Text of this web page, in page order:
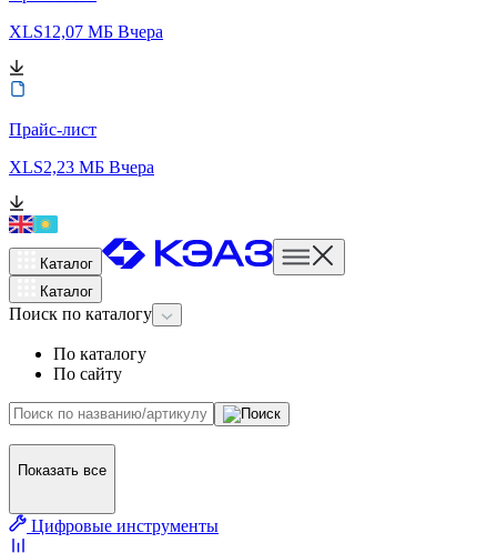
XLS12,07 МБ Вчера
Прайс-лист
XLS2,23 МБ Вчера
Каталог
Каталог
Поиск по каталогу
По каталогу
По сайту
Показать все
Цифровые инструменты